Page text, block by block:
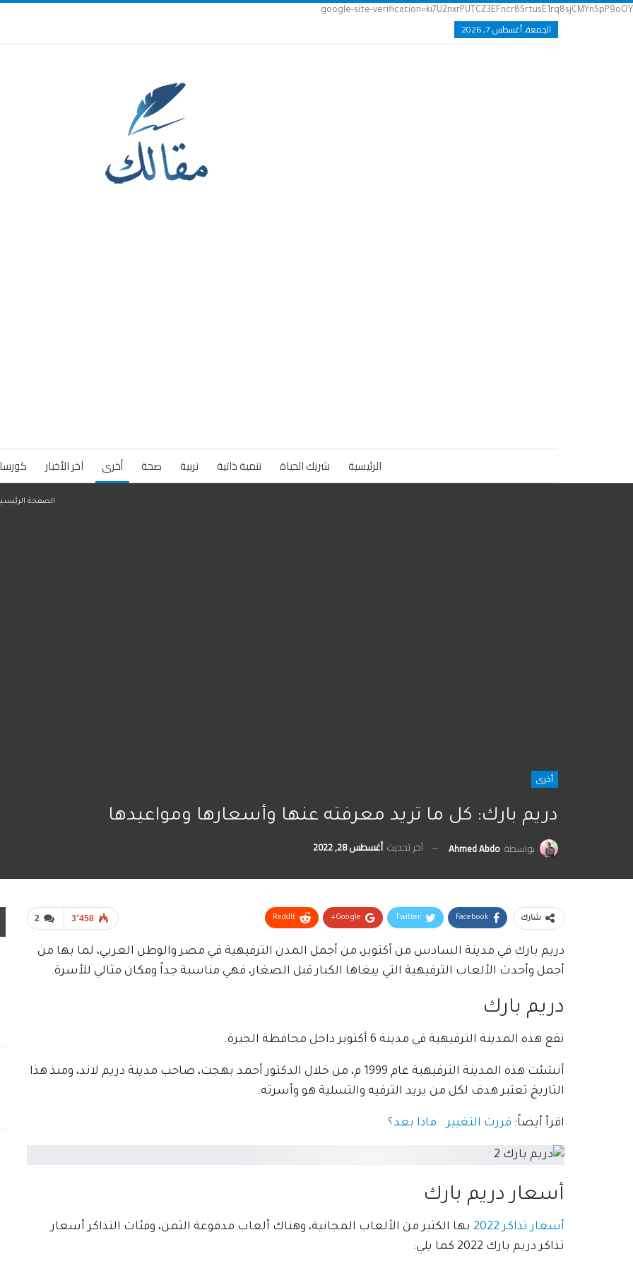
google-site-verification=ki7U2nxrPUTCZ3EFncr8SrtusE1rq8sjCMYnSpP9oOY
الجمعة, أغسطس 7, 2026
الرئيسية شريك الحياة تنمية ذاتية تربية صحة أخرى آخر الأخبار
الصفحة
أخرى
دريم بارك: كل ما تريد معرفته عنها وأسعارها ومواعيدها
بواسطة Ahmed Abdo آخر تحديث أغسطس 28, 2022
2 3٬458 شارك Facebook
Twitter
Google+
ReddIt
دريم بارك في مدينة السادس من أكتوبر، من أجمل المدن الترفيهية في مصر والوطن العربي، لما بها من
أجمل وأحدث الألعاب الترفيهية التي يبغاها الكبار قبل الصغار، فهي مناسبة جداً ومكان مثالي للأسرة.
دريم بارك
تقع هذه المدينة الترفيهية في مدينة 6 أكتوبر داخل محافظة الجيرة.
أنشئت هذه المدينة الترفيهية عام 1999 م، من خلال الدكتور أحمد بهجت، صاحب مدينة دريم لاند، ومنذ هذا
التاريخ تعتبر هدف لكل من يريد الترفيه والتسلية هو وأسرته.
اقرأ أيضاً: قررت التغيير.. ماذا بعد؟
أسعار دريم بارك
أسعار تذاكر 2022
بها الكثير من الألعاب المجانية، وهناك ألعاب مدفوعة الثمن، وفئات التذاكر أسعار
تذاكر دريم بارك 2022 كما يلي: